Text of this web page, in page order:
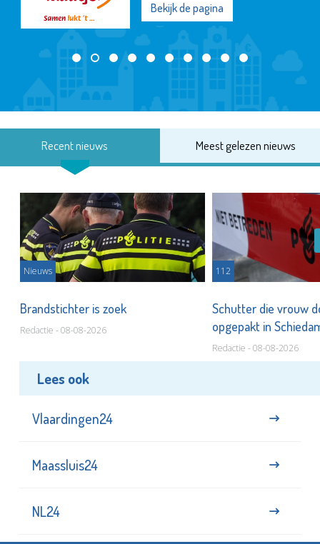
Bekijk de pagina
Recent nieuws Meest gelezen nieuws
Nieuws
Brandstichter is zoek
Redactie - 08-08-2026
112
Schutter die vrouw
opgepakt in
Redactie - 08-08-2026
Lees ook
Vlaardingen24
Maassluis24
NL24